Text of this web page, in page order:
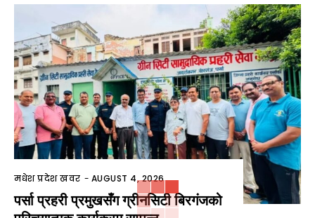
मधेश प्रदेश खवर - AUGUST 4, 2026
पर्सा प्रहरी प्रमुखसँग ग्रीनसिटी बिरगंजको